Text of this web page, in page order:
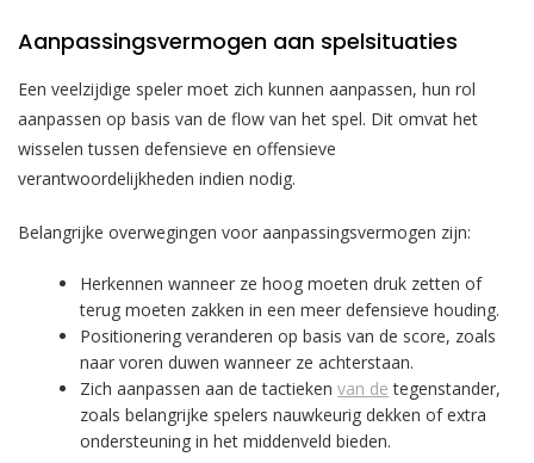
Aanpassingsvermogen aan spelsituaties
Een veelzijdige speler moet zich kunnen aanpassen, hun rol
aanpassen op basis van de flow van het spel. Dit omvat het
wisselen tussen defensieve en offensieve
verantwoordelijkheden indien nodig.
Belangrijke overwegingen voor aanpassingsvermogen zijn:
Herkennen wanneer ze hoog moeten druk zetten of
terug moeten zakken in een meer defensieve houding.
Positionering veranderen op basis van de score, zoals
naar voren duwen wanneer ze achterstaan.
Zich aanpassen aan de tactiekenvan de tegenstander,
zoals belangrijke spelers nauwkeurig dekken of extra
ondersteuning in het middenveld bieden.